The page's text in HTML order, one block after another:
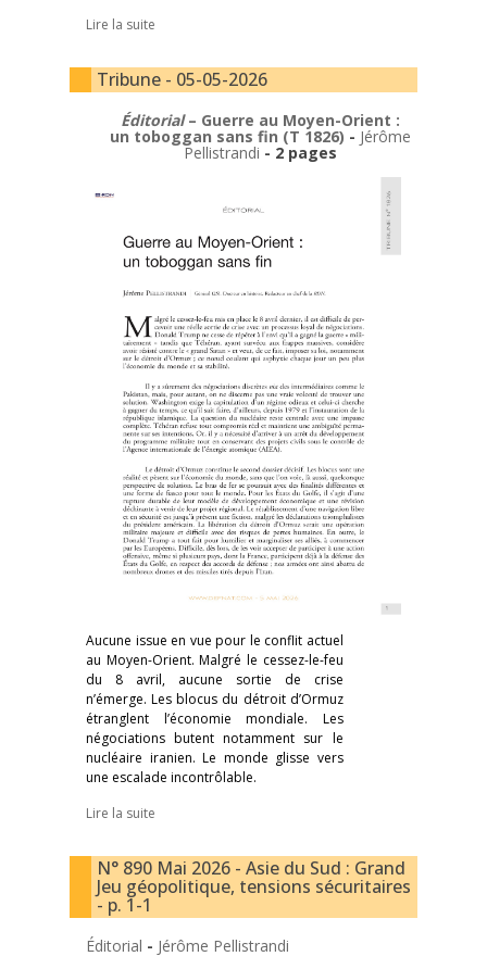
Lire la suite
Tribune - 05-05-2026
Éditorial– Guerre au Moyen-Orient :
un toboggan sans fin (T 1826) - Jérôme
Pellistrandi - 2 pages
Aucune issue en vue pour le conflit actuel
au Moyen-Orient. Malgré le cessez-le-feu
du 8 avril, aucune sortie de crise
n’émerge. Les blocus du détroit d’Ormuz
étranglent l’économie mondiale. Les
négociations butent notamment sur le
nucléaire iranien. Le monde glisse vers
une escalade incontrôlable.
Lire la suite
N° 890 Mai 2026 - Asie du Sud : Grand
Jeu géopolitique, tensions sécuritaires
- p. 1-1
Éditorial - Jérôme Pellistrandi